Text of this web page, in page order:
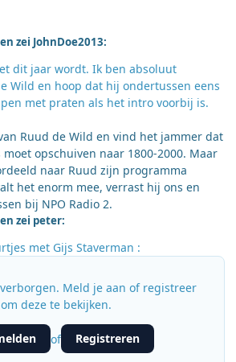
zei JohnDoe2013:
dit jaar wordt. Ik ben absoluut
Wild en hoop dat hij ondertussen eens
met praten als het intro voorbij is.
Ruud de Wild en vind het jammer dat
opschuiven naar 1800-2000. Maar
naar Ruud zijn programma
het enorm mee, verrast hij ons en
bij NPO Radio 2.
zei peter:
met Gijs Staverman :
Meld je aan of registreer
om deze te bekijken.
of Registreren